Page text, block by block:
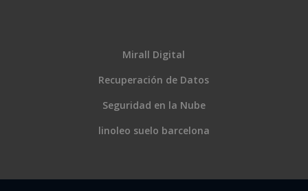
Mirall Digital
Recuperación de Datos
Seguridad en la Nube
linoleo suelo barcelona